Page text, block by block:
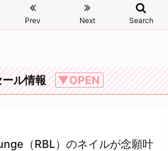
Prev Next Search
ル情報 ▼OPEN
（RBL）のネイルが念願叶